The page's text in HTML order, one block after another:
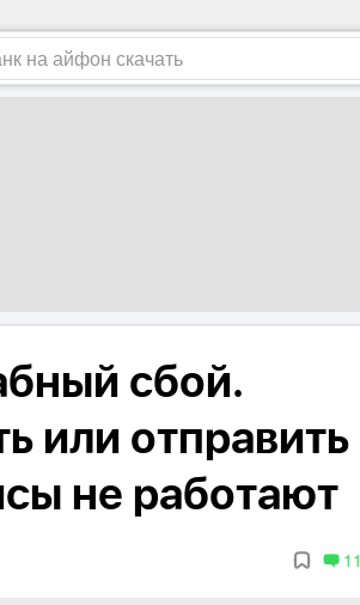
сбой.
или отправить
не работают
11